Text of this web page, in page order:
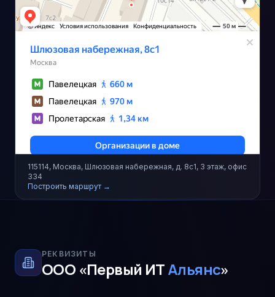
115114, Москва, Шлюзовая набережная, д. 8с1, 3 этаж, офис
334
Построить маршрут →
РЕКВИЗИТЫ
ООО «Первый ИТАльянс»